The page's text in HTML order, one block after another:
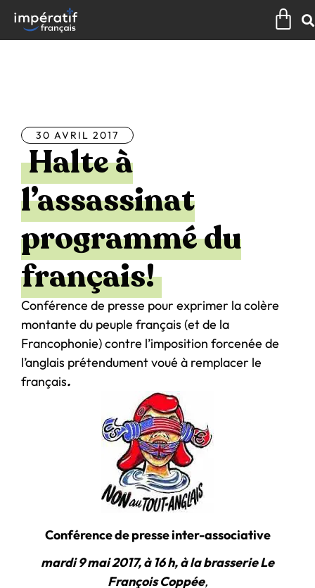
contenu
30 AVRIL 2017
Halte à
l’assassinat
programmé du
français!
Conférence de presse pour exprimer la colère
montante du peuple français (et de la
Francophonie) contre l’imposition forcenée de
l’anglais prétendument voué à remplacer le
français.
Conférence de presseinter-associative
mardi 9 mai 2017, à 16 h, à la brasserie Le
François Coppée,